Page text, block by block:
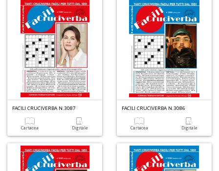
FACILI CRUCIVERBA N.3087
Cartacea Digitale
FACILI CRUCIVERBA N.3086
Cartacea Digitale